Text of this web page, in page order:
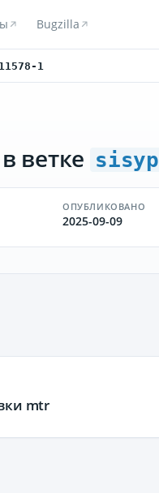
Bugzilla
1
в ветке
ОПУБЛИКОВАНО
2025-09-09
mtr